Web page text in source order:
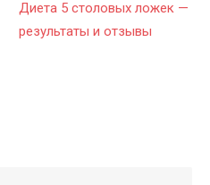
Диета 5 столовых ложек —
результаты и отзывы